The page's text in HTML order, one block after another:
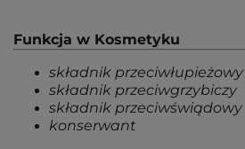
Funkcja w Kosmetyku
składnik przeciwłupieżowy
składnik przeciwgrzybiczy
składnik przeciwświądowy
konserwant